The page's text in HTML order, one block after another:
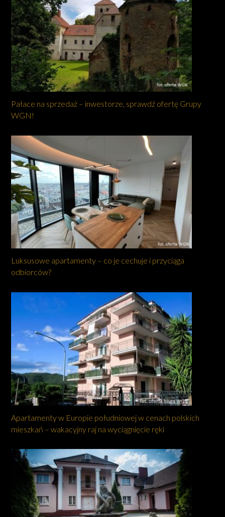
Pałace na sprzedaż – inwestorze, sprawdź ofertę Grupy
WGN!
Luksusowe apartamenty – co je cechuje i przyciąga
odbiorców?
Apartamenty w Europie południowej w cenach polskich
mieszkań – wakacyjny raj na wyciągnięcie ręki